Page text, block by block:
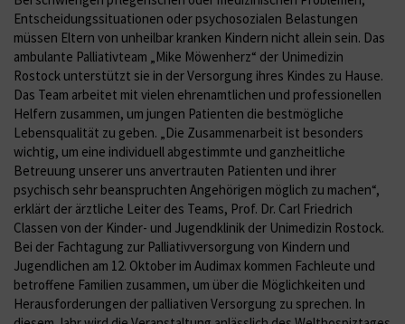
Entscheidungssituationen oder psychosozialen Belastungen
müssen Eltern von unheilbar kranken Kindern nicht allein sein. Das
ambulante Palliativteam „Mike Möwenherz“ der Unimedizin
Rostock unterstützt sie in der Versorgung ihres Kindes zu Hause.
Das Team arbeitet mit vielen ehrenamtlichen und professionellen
Helfern zusammen, um jungen Patienten die bestmögliche
Lebensqualität zu geben. „Die Zusammenarbeit ist besonders
wichtig, um eine individuell abgestimmte und ganzheitliche
Betreuung unserer uns anvertrauten Patienten und ihrer
psychisch sehr beanspruchten Angehörigen möglich zu machen“,
erklärt der ärztliche Leiter des Teams, Prof. Dr. Carl Friedrich
Classen von der Kinder- und Jugendklinik der Unimedizin Rostock.
Bei der Fachtagung zur Palliativversorgung von Kindern und
Jugendlichen am 12. Oktober im Audimax kommen Fachleute und
betroffene Familien zusammen, um über die Möglichkeiten und
Herausforderungen der palliativen Versorgung zu sprechen. In